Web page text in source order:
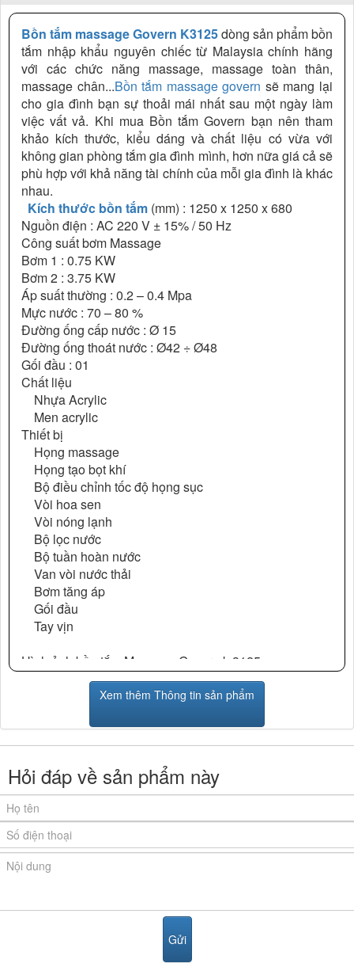
Bồn tắm massage Govern K3125dòng sản phẩm bồn
tắm nhập khẩu nguyên chiếc từ Malaysia chính hãng
với các chức năng massage, massage toàn thân,
massage chân...Bồn tắm massage govern sẽ mang lại
cho gia đình bạn sự thoải mái nhất sau một ngày làm
việc vất vả. Khi mua Bồn tắm Govern bạn nên tham
khảo kích thước, kiểu dáng và chất liệu có vừa với
không gian phòng tắm gia đình mình, hơn nữa giá cả sẽ
phù hợp với khả năng tài chính của mỗi gia đình là khác
nhau.
Kích thước bồn tắm (mm) : 1250 x 1250 x 680
Nguồn điện : AC 220 V ± 15% / 50 Hz
Công suất bơm Massage
Bơm 1 : 0.75 KW
Bơm 2 : 3.75 KW
Áp suất thường : 0.2 – 0.4 Mpa
Mực nước : 70 – 80 %
Đường ống cấp nước : Ø 15
Đường ống thoát nước : Ø42 ÷ Ø48
Gối đầu : 01
Chất liệu
Nhựa Acrylic
Men acrylic
Thiết bị
Họng massage
Họng tạo bọt khí
Bộ điều chỉnh tốc độ họng sục
Vòi hoa sen
Vòi nóng lạnh
Bộ lọc nước
Bộ tuần hoàn nước
Van vòi nước thải
Bơm tăng áp
Gối đầu
Tay vịn
Hình ảnh bồn tắm Massage Govern k-3125:
Xem thêm Thông tin sản phẩm
Hỏi đáp về sản phẩm này